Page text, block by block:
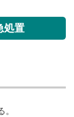
処置